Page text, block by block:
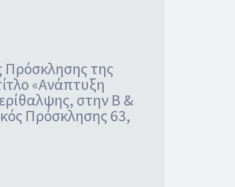
Πρόσκλησης της
«Ανάπτυξη
στην Β &
Πρόσκλησης 63,